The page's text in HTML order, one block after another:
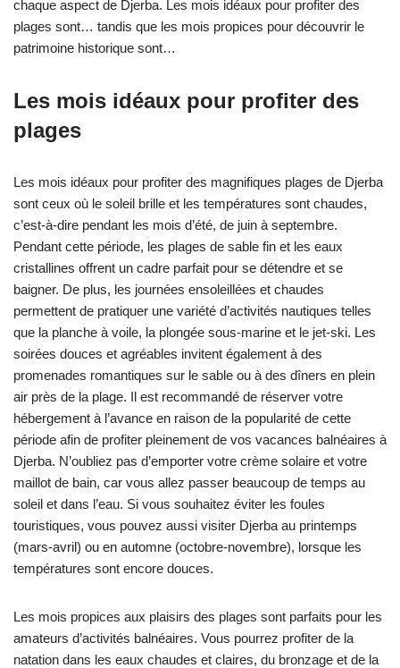
chaque aspect de Djerba. Les mois idéaux pour profiter des
plages sont… tandis que les mois propices pour découvrir le
patrimoine historique sont…
Les mois idéaux pour profiter des
plages
Les mois idéaux pour profiter des magnifiques plages de Djerba
sont ceux où le soleil brille et les températures sont chaudes,
c’est-à-dire pendant les mois d’été, de juin à septembre.
Pendant cette période, les plages de sable fin et les eaux
cristallines offrent un cadre parfait pour se détendre et se
baigner. De plus, les journées ensoleillées et chaudes
permettent de pratiquer une variété d’activités nautiques telles
que la planche à voile, la plongée sous-marine et le jet-ski. Les
soirées douces et agréables invitent également à des
promenades romantiques sur le sable ou à des dîners en plein
air près de la plage. Il est recommandé de réserver votre
hébergement à l’avance en raison de la popularité de cette
période afin de profiter pleinement de vos vacances balnéaires à
Djerba. N’oubliez pas d’emporter votre crème solaire et votre
maillot de bain, car vous allez passer beaucoup de temps au
soleil et dans l’eau. Si vous souhaitez éviter les foules
touristiques, vous pouvez aussi visiter Djerba au printemps
(mars-avril) ou en automne (octobre-novembre), lorsque les
températures sont encore douces.
Les mois propices aux plaisirs des plages sont parfaits pour les
amateurs d’activités balnéaires. Vous pourrez profiter de la
natation dans les eaux chaudes et claires, du bronzage et de la